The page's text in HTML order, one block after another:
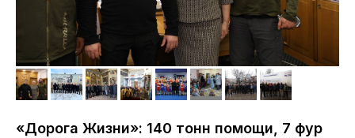
«Дорога Жизни»: 140 тонн помощи, 7 фур